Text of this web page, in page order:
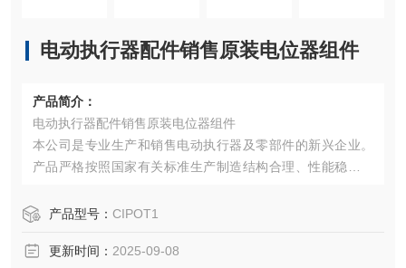
电动执行器配件销售原装电位器组件
产品简介：
电动执行器配件销售原装电位器组件
本公司是专业生产和销售电动执行器及零部件的新兴企业。
产品严格按照国家有关标准生产制造结构合理、性能稳定。
全。产品型号： CIPOT1
更新时间： 2025-09-08